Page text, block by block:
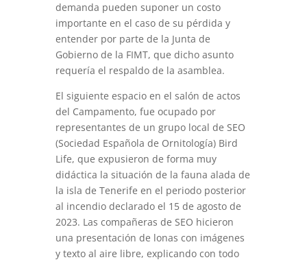
demanda pueden suponer un costo
importante en el caso de su pérdida y
entender por parte de la Junta de
Gobierno de la FIMT, que dicho asunto
requería el respaldo de la asamblea.
El siguiente espacio en el salón de actos
del Campamento, fue ocupado por
representantes de un grupo local de SEO
(Sociedad Española de Ornitología) Bird
Life, que expusieron de forma muy
didáctica la situación de la fauna alada de
la isla de Tenerife en el periodo posterior
al incendio declarado el 15 de agosto de
2023. Las compañeras de SEO hicieron
una presentación de lonas con imágenes
y texto al aire libre, explicando con todo